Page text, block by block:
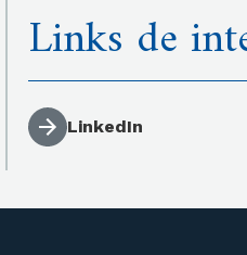
Links de
LinkedIn